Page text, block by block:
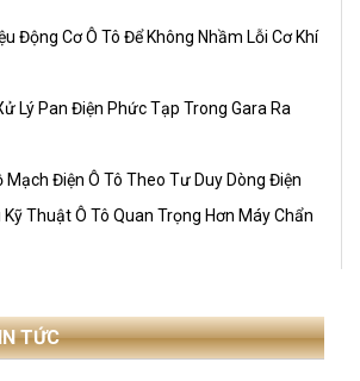
Động Cơ Ô Tô Để Không Nhầm Lỗi Cơ Khí
Lý Pan Điện Phức Tạp Trong Gara Ra
Mạch Điện Ô Tô Theo Tư Duy Dòng Điện
Kỹ Thuật Ô Tô Quan Trọng Hơn Máy Chẩn
TỨC